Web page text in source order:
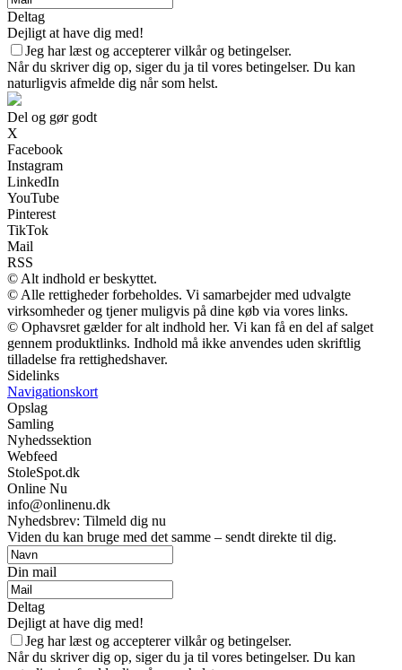
Deltag
Dejligt at have dig med!
Jeg har læst og accepterer vilkår og betingelser.
Når du skriver dig op, siger du ja til vores betingelser. Du kan
naturligvis afmelde dig når som helst.
Del og gør godt
X
Facebook
Instagram
LinkedIn
YouTube
Pinterest
TikTok
Mail
RSS
© Alt indhold er beskyttet.
© Alle rettigheder forbeholdes. Vi samarbejder med udvalgte
virksomheder og tjener muligvis på dine køb via vores links.
© Ophavsret gælder for alt indhold her. Vi kan få en del af salget
gennem produktlinks. Indhold må ikke anvendes uden skriftlig
tilladelse fra rettighedshaver.
Sidelinks
Navigationskort
Opslag
Samling
Nyhedssektion
Webfeed
StoleSpot.dk
Online Nu
info@onlinenu.dk
Nyhedsbrev: Tilmeld dig nu
Viden du kan bruge med det samme – sendt direkte til dig.
Din mail
Deltag
Dejligt at have dig med!
Jeg har læst og accepterer vilkår og betingelser.
Når du skriver dig op, siger du ja til vores betingelser. Du kan